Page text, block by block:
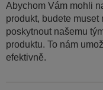
Abychom Vám mohli
produkt, budete muset
poskytnout našemu
produktu. To nám
efektivně.